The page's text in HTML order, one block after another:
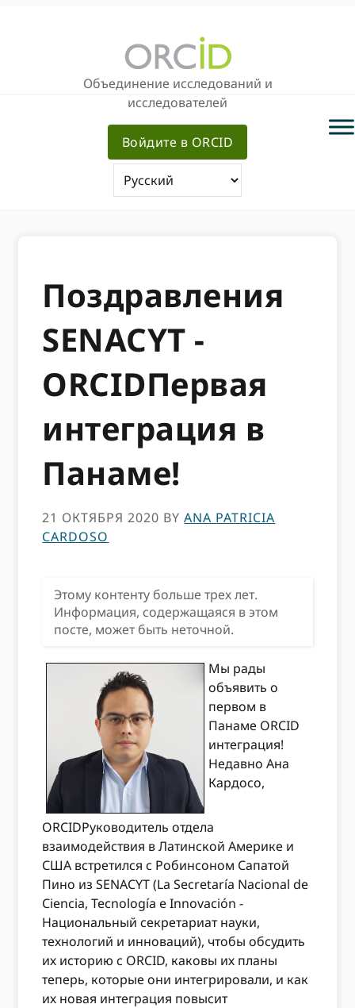
Объединение исследований и
исследователей
Войдите в ORCID
Поздравления
SENACYT -
ORCIDПервая
интеграция в
Панаме!
21 ОКТЯБРЯ 2020 BYANA PATRICIA
CARDOSO
Этому контенту больше трех лет.
Информация, содержащаяся в этом
посте, может быть неточной.
Мы рады
объявить о
первом в
Панаме ORCID
интеграция!
Недавно Ана
Кардосо,
ORCIDРуководитель отдела
взаимодействия в Латинской Америке и
США встретился с Робинсоном Сапатой
Пино из SENACYT (La Secretaría Nacional de
Ciencia, Tecnología e Innovación -
Национальный секретариат науки,
технологий и инноваций), чтобы обсудить
их историю с ORCID, каковы их планы
теперь, которые они интегрировали, и как
их новая интеграция повысит